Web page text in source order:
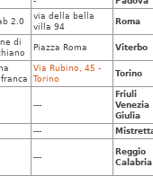
2.0
via della bella
villa 94
Roma
di
Piazza Roma Viterbo
Via Rubino, 45 -
Torino
Torino
---
Friuli
Venezia
Giulia
---
---
Reggio
Calabria